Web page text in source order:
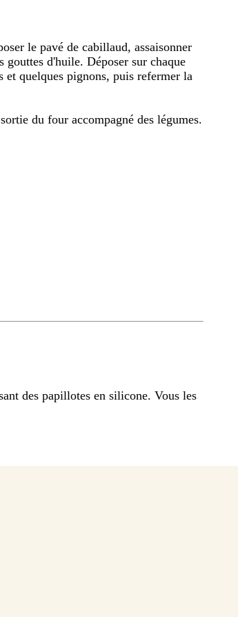
le pavé de cabillaud, assaisonner
gouttes d'huile. Déposer sur chaque
quelques pignons, puis refermer la
du four accompagné des légumes.
des papillotes en silicone. Vous les